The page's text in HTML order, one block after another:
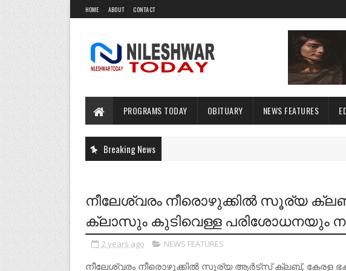
HOME ABOUT CONTACT
PROGRAMS TODAY OBITUARY NEWS FEATURES
Breaking News
നീലേശ്വരം നീരൊഴുക്കിൽ സൂര്യ
ക്ലാസും കുടിവെള്ള പരിശോധനയും
2 years ago NEWS FEATURES
നീലേശ്വരം നീരൊഴുക്കിൽ സൂര്യ ആർട്സ് ക്ലബ്, കേരള